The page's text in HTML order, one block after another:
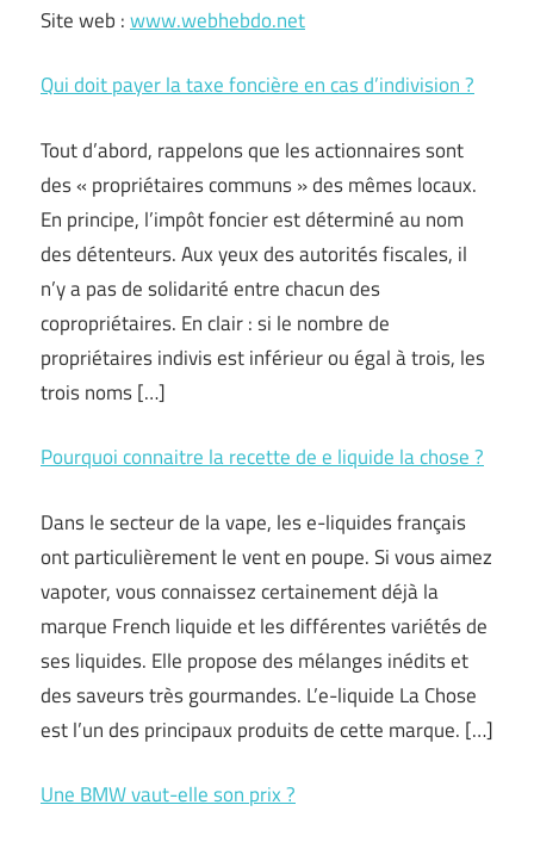
Site web :www.webhebdo.net
Qui doit payer la taxe foncière en cas d’indivision ?
Tout d’abord, rappelons que les actionnaires sont
des « propriétaires communs » des mêmes locaux.
En principe, l’impôt foncier est déterminé au nom
des détenteurs. Aux yeux des autorités fiscales, il
n’y a pas de solidarité entre chacun des
copropriétaires. En clair : si le nombre de
propriétaires indivis est inférieur ou égal à trois, les
trois noms […]
Pourquoi connaitre la recette de e liquide la chose ?
Dans le secteur de la vape, les e-liquides français
ont particulièrement le vent en poupe. Si vous aimez
vapoter, vous connaissez certainement déjà la
marque French liquide et les différentes variétés de
ses liquides. Elle propose des mélanges inédits et
des saveurs très gourmandes. L’e-liquide La Chose
est l’un des principaux produits de cette marque. […]
Une BMW vaut-elle son prix ?